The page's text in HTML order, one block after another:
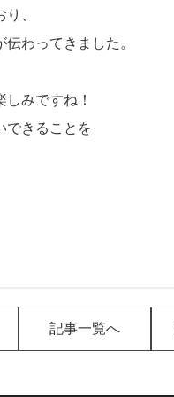
、
わってきました。
みですね！
できることを
記事一覧へ